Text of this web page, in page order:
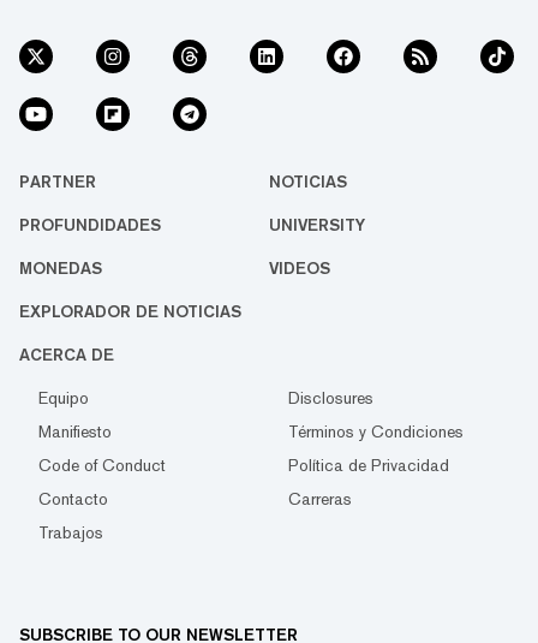
PARTNER NOTICIAS
PROFUNDIDADES UNIVERSITY
MONEDAS VIDEOS
EXPLORADOR DE NOTICIAS
ACERCA DE
Equipo
Disclosures
Manifiesto
Términos y Condiciones
Code of Conduct
Política de Privacidad
Contacto
Carreras
Trabajos
SUBSCRIBE TO OUR NEWSLETTER